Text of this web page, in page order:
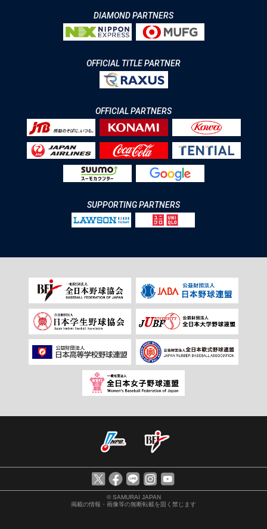
DIAMOND PARTNERS
OFFICIAL TITLE PARTNER
OFFICIAL PARTNERS
SUPPORTING PARTNERS
© SAMURAI JAPAN
掲載の情報・画像等の無断転載を固く禁じます